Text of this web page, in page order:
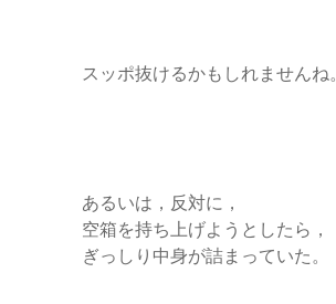
スッポ抜けるかもしれませんね。
あるいは，反対に，
空箱を持ち上げようとしたら，
ぎっしり中身が詰まっていた。